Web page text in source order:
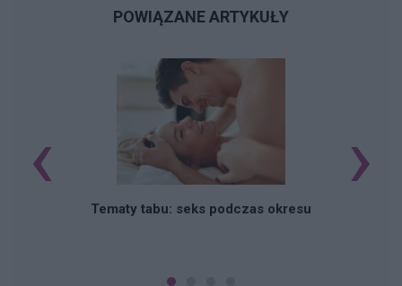
POWIĄZANE ARTYKUŁY
Tematy tabu: seks podczas okresu
‹ ›